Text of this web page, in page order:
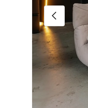
Vorherige